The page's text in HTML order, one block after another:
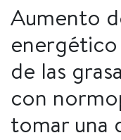
Aumento
de las
con
tomar una